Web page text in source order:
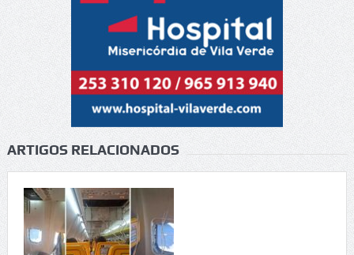
ARTIGOS RELACIONADOS